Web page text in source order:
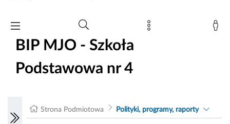
BIP MJO - Szkoła
Podstawowa nr 4
Strona Podmiotowa Polityki, programy, raporty